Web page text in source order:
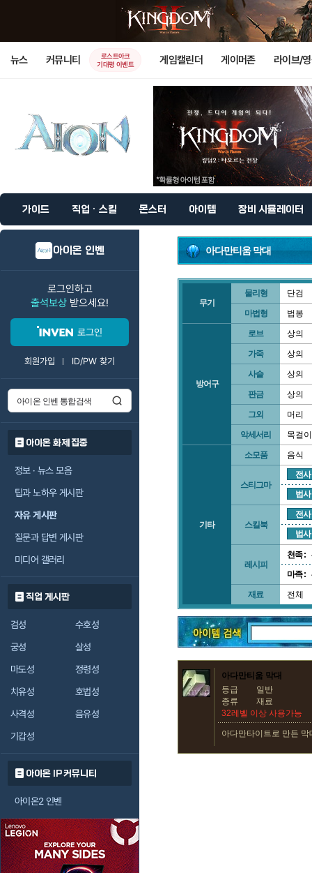
뉴스 커뮤니티
로스트아크
기대평 이벤트
게임캘린더 게이머존 라이브/
가이드 직업 · 스킬 몬스터 아이템 장비 시뮬레이터
아이온 인벤
로그인하고
출석보상 받으세요!
로그인
회원가입 ID/PW 찾기
아이온 화제 집중
정보 · 뉴스 모음
팁과 노하우 게시판
자유 게시판
질문과 답변 게시판
미디어 갤러리
직업 게시판
검성
수호성
궁성
살성
마도성
정령성
치유성
호법성
사격성
음유성
기갑성
아이온 IP 커뮤니티
아이온2 인벤
아다만티움 막대
무기
물리형 단검
마법형 법봉
방어구
로브 상의
가죽 상의
사슬 상의
판금 상의
그외 머리
악세서리 목걸이
기타
소모품 음식
스티그마
전사
법사
스킬북
전사
법사
레시피
천족 :
마족 :
재료 전체
아다만티움 막대
등급
일반
종류
재료
32레벨 이상 사용가능
아다만타이트로 만든 막